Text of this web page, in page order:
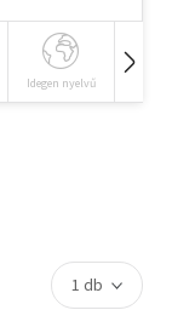
Idegen nyelvű